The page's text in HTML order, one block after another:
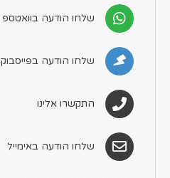
שלחו הודעה בוואטספ
שלחו הודעה בפייסבוק
התקשרו אלינו
שלחו הודעה באימייל